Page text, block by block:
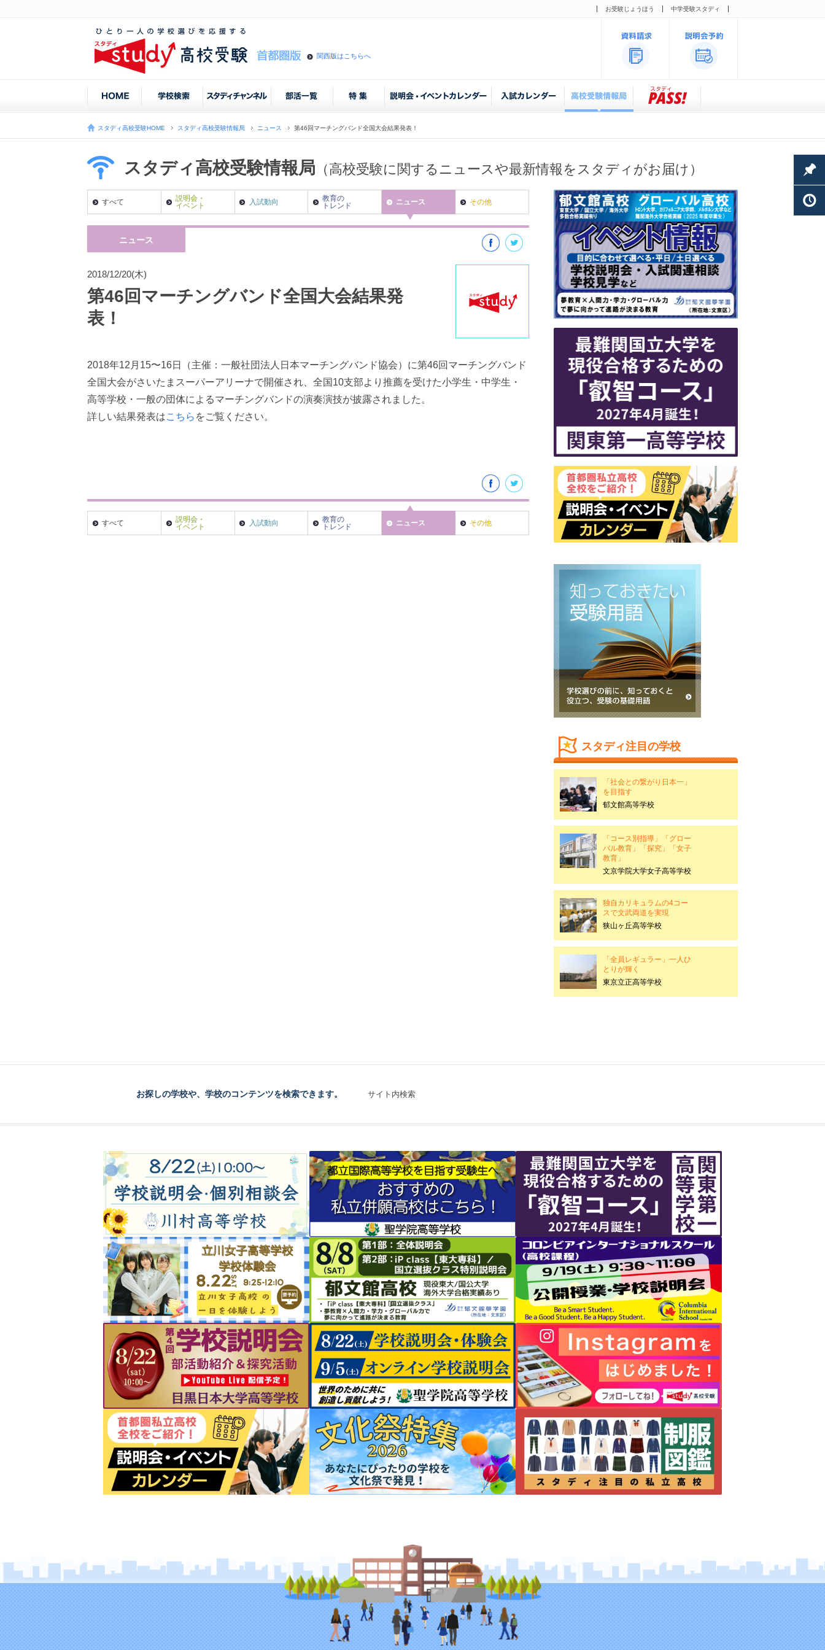
お受験じょうほう 中学受験スタディ
関西版はこちらへ
スタディ高校受験HOME スタディ高校受験情報局 ニュース 第46回マーチングバンド全国大会結果発表！
スタディ高校受験情報局 （高校受験に関するニュースや最新情報をスタディがお届け）
すべて
説明会・
イベント
入試動向
教育の
トレンド
ニュース その他
ニュース
2018/12/20(木)
第46回マーチングバンド全国大会結果発
表！
2018年12月15〜16日（主催：一般社団法人日本マーチングバンド協会）に第46回マーチングバンド
全国大会がさいたまスーパーアリーナで開催され、全国10支部より推薦を受けた小学生・中学生・
高等学校・一般の団体によるマーチングバンドの演奏演技が披露されました。
詳しい結果発表はこちら をご覧ください。
すべて
説明会・
イベント
入試動向
教育の
トレンド
ニュース その他
スタディ注目の学校
「社会との繋がり日本一」
を目指す
郁文館高等学校
「コース別指導」「グロー
バル教育」「探究」「女子
教育」
文京学院大学女子高等学校
独自カリキュラムの4コー
スで文武両道を実現
狭山ヶ丘高等学校
「全員レギュラー」一人ひ
とりが輝く
東京立正高等学校
お探しの学校や、学校のコンテンツを検索できます。 サイト内検索